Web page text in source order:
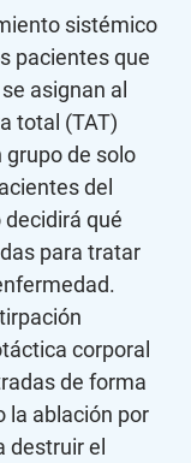
sistémico
pacientes que
asignan al
total (TAT)
de solo
del
decidirá qué
para tratar
corporal
de forma
la ablación por
destruir el